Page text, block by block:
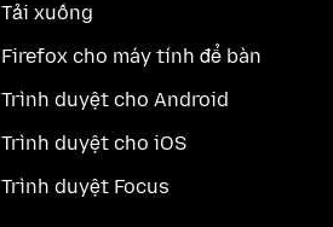
Tải xuống
Firefox cho máy tính để bàn
Trình duyệt cho Android
Trình duyệt cho iOS
Trình duyệt Focus